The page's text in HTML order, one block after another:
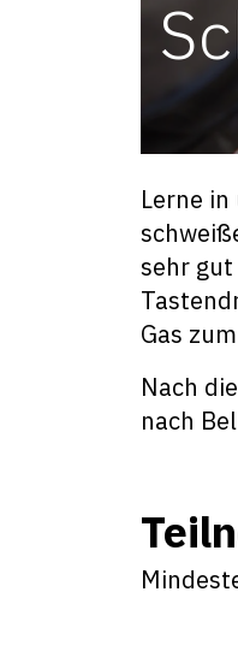
Lerne
sehr
Gas
Nach
nach